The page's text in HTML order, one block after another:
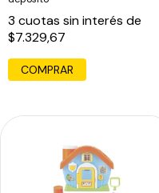
3 cuotas sin interés de
$7.329,67
COMPRAR